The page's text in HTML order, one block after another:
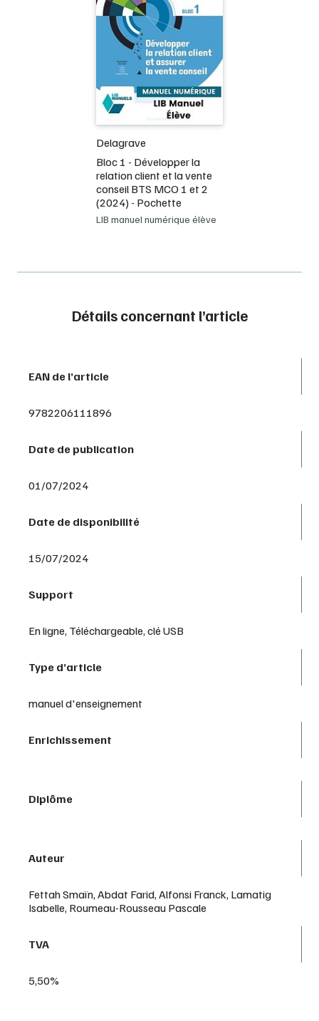
Delagrave
Bloc 1 - Développer la
relation client et la vente
conseil BTS MCO 1 et 2
(2024) - Pochette
LIB manuel numérique élève
Détails concernant l’article
EAN de l’article
9782206111896
Date de publication
01/07/2024
Date de disponibilité
15/07/2024
Support
En ligne, Téléchargeable, clé USB
Type d’article
manuel d'enseignement
Enrichissement
Diplôme
Auteur
Fettah Smaïn, Abdat Farid, Alfonsi Franck, Lamatig
Isabelle, Roumeau-Rousseau Pascale
TVA
5,50%